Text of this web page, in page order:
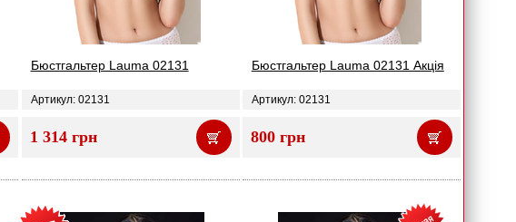
Бюстгальтер Lauma 02131
Артикул: 02131
1 314 грн
Бюстгальтер Lauma 02131 Акція
Артикул: 02131
800 грн